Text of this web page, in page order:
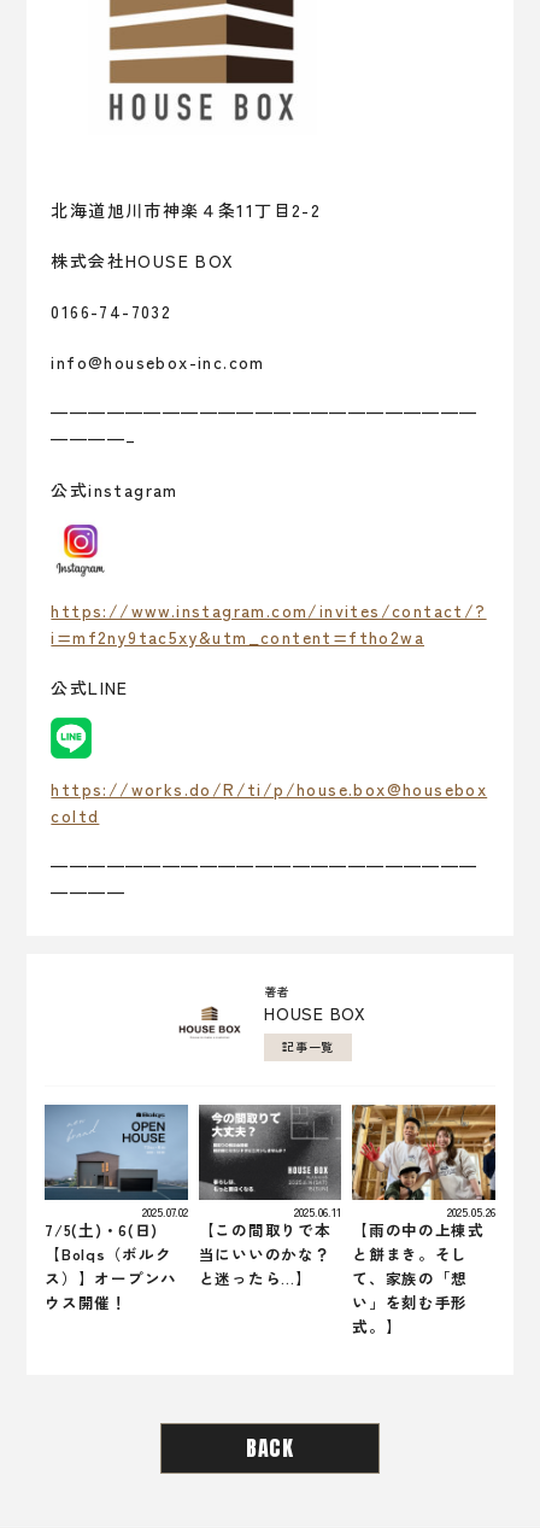
北海道旭川市神楽４条11丁目2-2
株式会社HOUSE BOX
0166-74-7032
info@housebox-inc.com
———————————————————————
————–
公式instagram
https://www.instagram.com/invites/contact/?
i=mf2ny9tac5xy&utm_content=ftho2wa
公式LINE
https://works.do/R/ti/p/house.box@housebox
coltd
———————————————————————
————
著者
HOUSE BOX
記事一覧
2025.07.02
7/5(土)・6(日)
【Bolqs（ボルク
ス）】オープンハ
ウス開催！
2025.06.11
【この間取りで本
当にいいのかな？
と迷ったら…】
2025.05.26
【雨の中の上棟式
と餅まき。そし
て、家族の「想
い」を刻む手形
式。】
BACK